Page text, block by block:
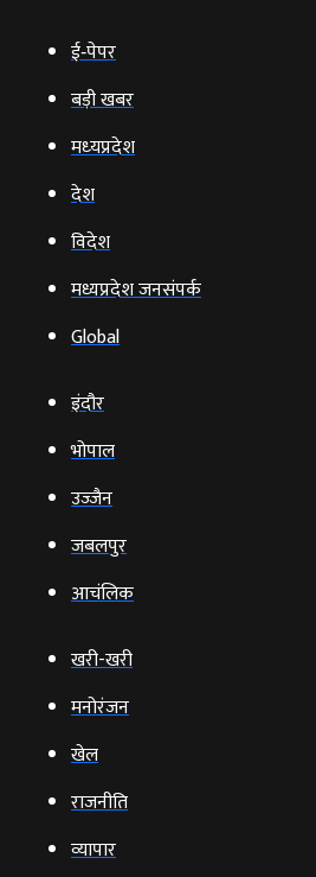
ई‑पेपर
बड़ी खबर
मध्‍यप्रदेश
देश
विदेश
मध्यप्रदेश जनसंपर्क
Global
इंदौर
भोपाल
उज्‍जैन
जबलपुर
आचंलिक
खरी-खरी
मनोरंजन
खेल
राजनीति
व्‍यापार